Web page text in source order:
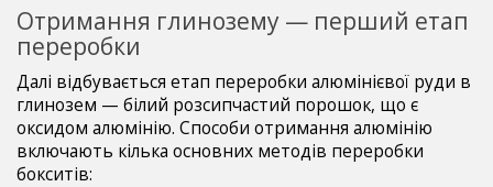
Отримання глинозему — перший етап
переробки
Далі відбувається етап переробки алюмінієвої руди в
глинозем — білий розсипчастий порошок, що є
оксидом алюмінію. Способи отримання алюмінію
включають кілька основних методів переробки
бокситів: